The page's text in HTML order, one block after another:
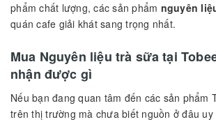
phẩm chất lượng, các sản phẩm nguyên
quán cafe giải khát sang trọng nhất.
Mua Nguyên liệu trà sữa tại
nhận được gì
Nếu bạn đang quan tâm đến các sản phẩm
trên thị trường mà chưa biết nguồn ở đâu